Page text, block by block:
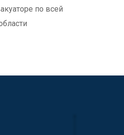
по всей